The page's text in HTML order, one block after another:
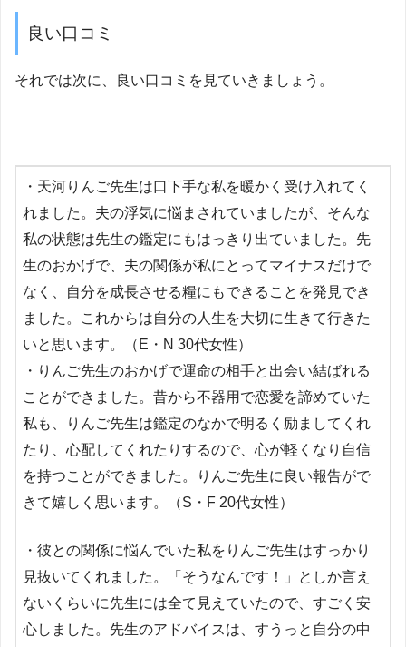
良い口コミ
それでは次に、良い口コミを見ていきましょう。
・天河りんご先生は口下手な私を暖かく受け入れてく
れました。夫の浮気に悩まされていましたが、そんな
私の状態は先生の鑑定にもはっきり出ていました。先
生のおかげで、夫の関係が私にとってマイナスだけで
なく、自分を成長させる糧にもできることを発見でき
ました。これからは自分の人生を大切に生きて行きた
いと思います。（E・N 30代女性）
・りんご先生のおかげで運命の相手と出会い結ばれる
ことができました。昔から不器用で恋愛を諦めていた
私も、りんご先生は鑑定のなかで明るく励ましてくれ
たり、心配してくれたりするので、心が軽くなり自信
を持つことができました。りんご先生に良い報告がで
きて嬉しく思います。（S・F 20代女性）
・彼との関係に悩んでいた私をりんご先生はすっかり
見抜いてくれました。「そうなんです！」としか言え
ないくらいに先生には全て見えていたので、すごく安
心しました。先生のアドバイスは、すうっと自分の中